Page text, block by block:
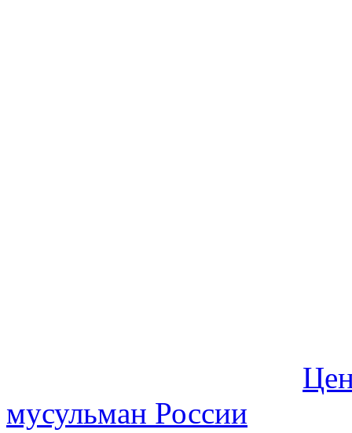
мусульман России